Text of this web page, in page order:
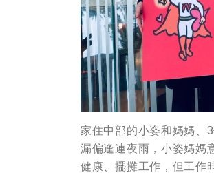
家住中部的小姿和媽媽、
漏偏逢連夜雨，小姿媽媽
健康、擺攤工作，但工作